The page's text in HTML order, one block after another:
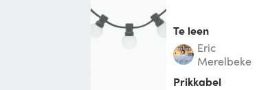
Te leen
Eric
Merelbeke
prikkabel